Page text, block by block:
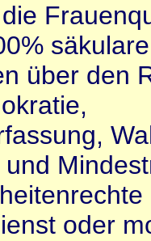
über den
oder